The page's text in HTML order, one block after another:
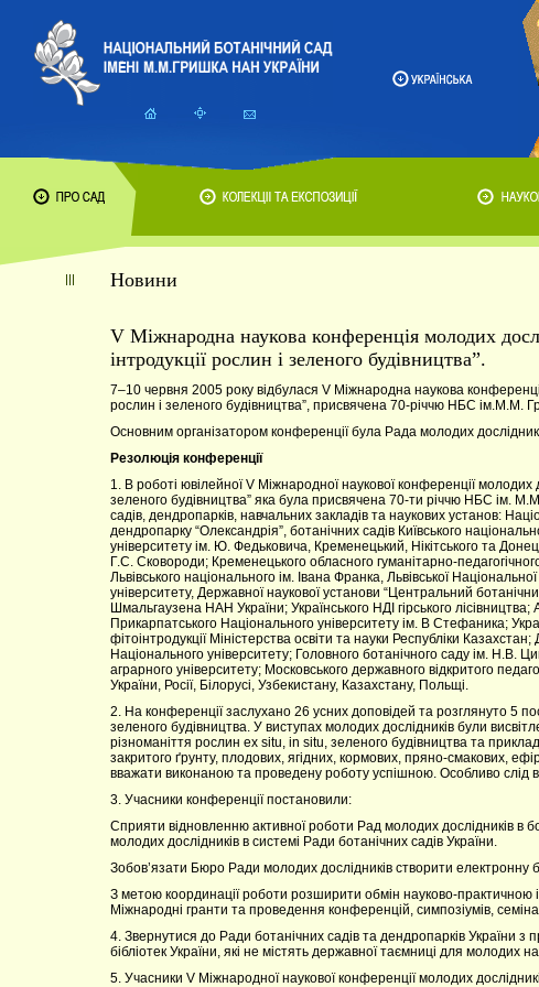
Новини
V Міжнародна наукова конференція молодих
інтродукції рослин і зеленого будівництва”.
7–10 червня 2005 року відбулася V Міжнародна наукова
рослин і зеленого будівництва”, присвячена 70-річчю НБС ім.М.М.
Основним організатором конференції була Рада молодих
Резолюція конференції
1. В роботі ювілейної V Міжнародної наукової конференції молодих
зеленого будівництва” яка була присвячена 70-ти річчю НБС ім.
садів, дендропарків, навчальних закладів та наукових установ:
дендропарку “Олександрія”, ботанічних садів Київського
університету ім. Ю. Федьковича, Кременецький, Нікітського та
Г.С. Сковороди; Кременецького обласного гуманітарно-
Львівського національного ім. Івана Франка, Львівської
університету, Державної наукової установи “Центральний
Шмальгаузена НАН України; Українського НДІ гірського
Прикарпатського Національного університету ім. В Стефаника;
фітоінтродукції Міністерства освіти та науки Республіки
Національного університету; Головного ботанічного саду ім.
аграрного університету; Московського державного відкритого
України, Росії, Білорусі, Узбекистану, Казахстану, Польщі.
2. На конференції заслухано 26 усних доповідей та розглянуто 5
зеленого будівництва. У виступах молодих дослідників були
різноманіття рослин ex situ, in situ, зеленого будівництва та
закритого ґрунту, плодових, ягідних, кормових, пряно-смакових,
вважати виконаною та проведену роботу успішною. Особливо слід
3. Учасники конференції постановили:
Сприяти відновленню активної роботи Рад молодих дослідників в
молодих дослідників в системі Ради ботанічних садів України.
Зобов’язати Бюро Ради молодих дослідників створити електронну
З метою координації роботи розширити обмін науково-
Міжнародні гранти та проведення конференцій, симпозіумів,
4. Звернутися до Ради ботанічних садів та дендропарків України
бібліотек України, які не містять державної таємниці для молодих
5. Учасники V Міжнародної наукової конференції молодих